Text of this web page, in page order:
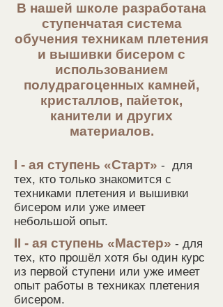
В нашей школе разработана
ступенчатая система
обучения техникам плетения
и вышивки бисером с
использованием
полудрагоценных камней,
кристаллов, пайеток,
канители и других
материалов.
I - ая ступень «Старт» - для
тех, кто только знакомится с
техниками плетения и вышивки
бисером или уже имеет
небольшой опыт.
II - ая ступень «Мастер» - для
тех, кто прошёл хотя бы один курс
из первой ступени или уже имеет
опыт работы в техниках плетения
бисером.